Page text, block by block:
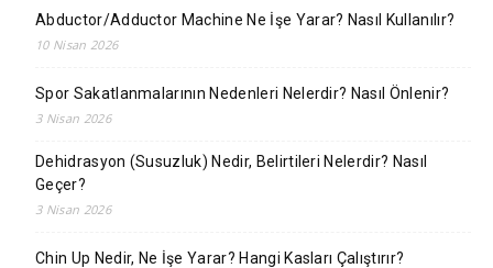
Abductor/Adductor Machine Ne İşe Yarar? Nasıl Kullanılır?
10 Nisan 2026
Spor Sakatlanmalarının Nedenleri Nelerdir? Nasıl Önlenir?
3 Nisan 2026
Dehidrasyon (Susuzluk) Nedir, Belirtileri Nelerdir? Nasıl
Geçer?
3 Nisan 2026
Chin Up Nedir, Ne İşe Yarar? Hangi Kasları Çalıştırır?